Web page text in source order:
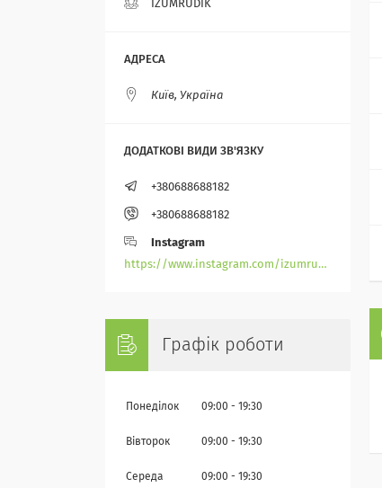
IZUMRUDIK
Київ, Україна
+380688688182
+380688688182
Instagram
https://www.instagram.com/izumrudik_toho_store/
Графік роботи
Понеділок 09:00 19:30
Вівторок 09:00 19:30
Середа 09:00 19:30